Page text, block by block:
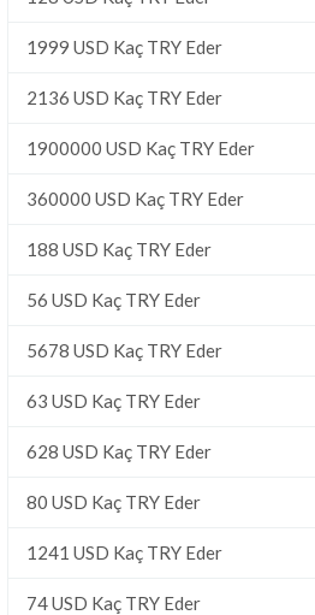
1999 USD Kaç TRY Eder
2136 USD Kaç TRY Eder
1900000 USD Kaç TRY Eder
360000 USD Kaç TRY Eder
188 USD Kaç TRY Eder
56 USD Kaç TRY Eder
5678 USD Kaç TRY Eder
63 USD Kaç TRY Eder
628 USD Kaç TRY Eder
80 USD Kaç TRY Eder
1241 USD Kaç TRY Eder
74 USD Kaç TRY Eder